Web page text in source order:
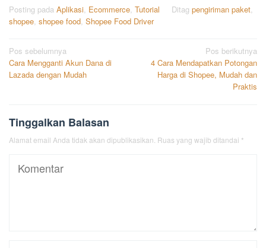
Posting pada Aplikasi Ecommerce Tutorial Ditag pengiriman paket
shopee shopee food Shopee Food Driver
Navigasi
pos
Pos sebelumnya
Cara Mengganti Akun Dana di
Lazada dengan Mudah
Pos berikutnya
4 Cara Mendapatkan Potongan
Harga di Shopee, Mudah dan
Praktis
Tinggalkan Balasan
Alamat email Anda tidak akan dipublikasikan. Ruas yang wajib ditandai *